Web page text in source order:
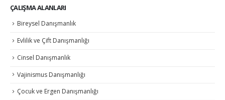
ÇALIŞMA ALANLARI
Bireysel Danışmanlık
Evlilik ve Çift Danışmanlığı
Cinsel Danışmanlık
Vajinismus Danışmanlığı
Çocuk ve Ergen Danışmanlığı